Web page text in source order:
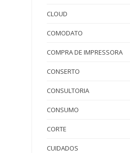
CLOUD
COMODATO
COMPRA DE IMPRESSORA
CONSERTO
CONSULTORIA
CONSUMO
CORTE
CUIDADOS